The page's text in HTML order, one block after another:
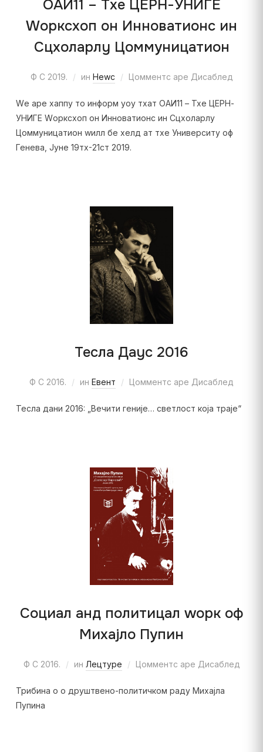
ОАИ11 – Тхе ЦЕРН-УНИГЕ
Wорксхоп он Инноватионс ин
Сцхоларлy Цоммуницатион
Ф С 2019. ин Неwс Цомментс аре Дисаблед
Wе аре хаппy то информ yоу тхат ОАИ11 – Тхе ЦЕРН-
УНИГЕ Wорксхоп он Инноватионс ин Сцхоларлy
Цоммуницатион wилл бе хелд ат тхе Университy оф
Генева, Јуне 19тх-21ст 2019.
Тесла Даyс 2016
Ф С 2016. ин Евент Цомментс аре Дисаблед
Тесла дани 2016: „Вечити геније… светлост која траје“
Социал анд политицал wорк оф
Михајло Пупин
Ф С 2016. ин Лецтуре Цомментс аре Дисаблед
Трибина о о друштвено-политичком раду Михајла
Пупина